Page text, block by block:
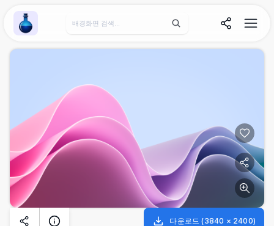
Wallpaper Alchemy
다운로드 (3840 × 2400)